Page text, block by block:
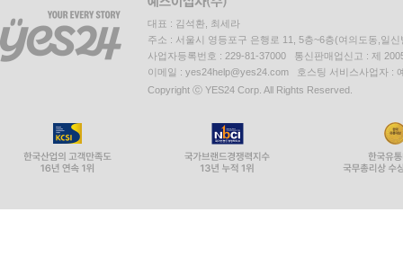
대표 : 김석환, 최세라
주소 : 서울시 영등포구 은행로 11, 5층~6층(여의도동,일신
사업자등록번호 : 229-81-37000 통신판매업신고 : 제
이메일 : yes24help@yes24.com 호스팅 서비스사업자 :
Copyright ⓒ YES24 Corp. All Rights Reserved.